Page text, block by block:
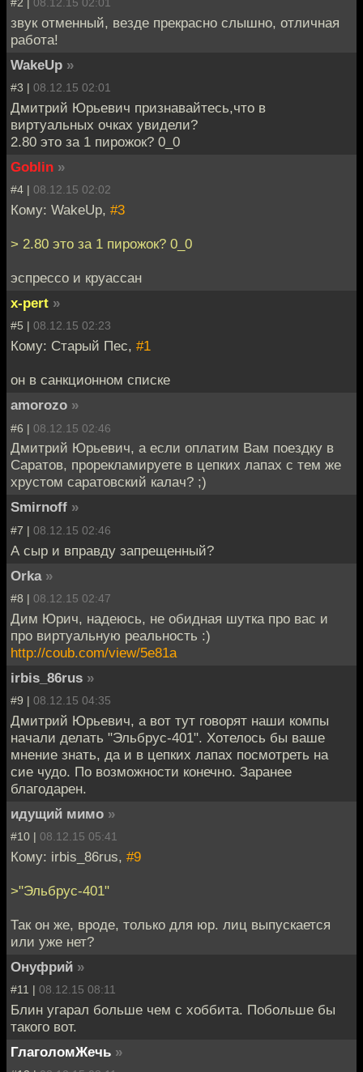
#2 | 08.12.15 02:01
звук отменный, везде прекрасно слышно, отличная
работа!
WakeUp »
#3 | 08.12.15 02:01
Дмитрий Юрьевич признавайтесь,что в
виртуальных очках увидели?
2.80 это за 1 пирожок? 0_0
Goblin »
#4 | 08.12.15 02:02
Кому: WakeUp, #3
> 2.80 это за 1 пирожок? 0_0
эспрессо и круассан
x-pert »
#5 | 08.12.15 02:23
Кому: Старый Пес, #1
он в санкционном списке
amorozo »
#6 | 08.12.15 02:46
Дмитрий Юрьевич, а если оплатим Вам поездку в
Саратов, прорекламируете в цепких лапах с тем же
хрустом саратовский калач? ;)
Smirnoff »
#7 | 08.12.15 02:46
А сыр и вправду запрещенный?
Orka »
#8 | 08.12.15 02:47
Дим Юрич, надеюсь, не обидная шутка про вас и
про виртуальную реальность :)
http://coub.com/view/5e81a
irbis_86rus »
#9 | 08.12.15 04:35
Дмитрий Юрьевич, а вот тут говорят наши компы
начали делать "Эльбрус-401". Хотелось бы ваше
мнение знать, да и в цепких лапах посмотреть на
сие чудо. По возможности конечно. Заранее
благодарен.
идущий мимо »
#10 | 08.12.15 05:41
Кому: irbis_86rus, #9
>"Эльбрус-401"
Так он же, вроде, только для юр. лиц выпускается
или уже нет?
Онуфрий »
#11 | 08.12.15 08:11
Блин угарал больше чем с хоббита. Побольше бы
такого вот.
ГлаголомЖечь »